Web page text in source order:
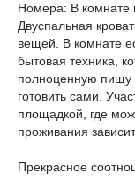
Номера: В комнате
Двуспальная
вещей. В комнате
бытовая техника,
полноценную пищу
готовить сами.
площадкой, где
проживания
Прекрасное